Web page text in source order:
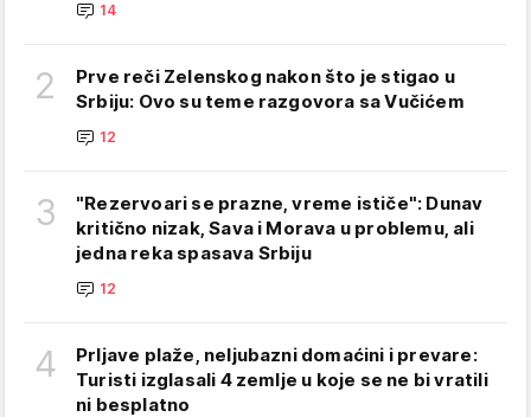
14
2
Prve reči Zelenskog nakon što je stigao u
Srbiju: Ovo su teme razgovora sa Vučićem
12
3
"Rezervoari se prazne, vreme ističe": Dunav
kritično nizak, Sava i Morava u problemu, ali
jedna reka spasava Srbiju
12
4
Prljave plaže, neljubazni domaćini i prevare:
Turisti izglasali 4 zemlje u koje se ne bi vratili
ni besplatno